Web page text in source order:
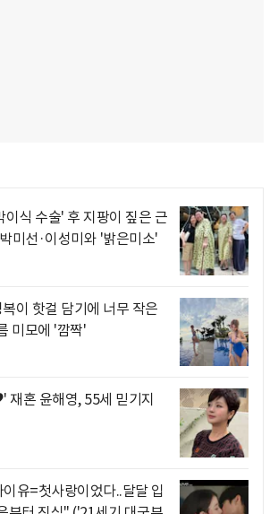
이식 수술' 후 지팡이 짚은 근
미선·이성미와 '밝은미소'
이 핫걸 담기에 너무 작은
미모에 '깜짝'
혼 윤해영, 55세 믿기지
유=첫사랑이었다..달달 입